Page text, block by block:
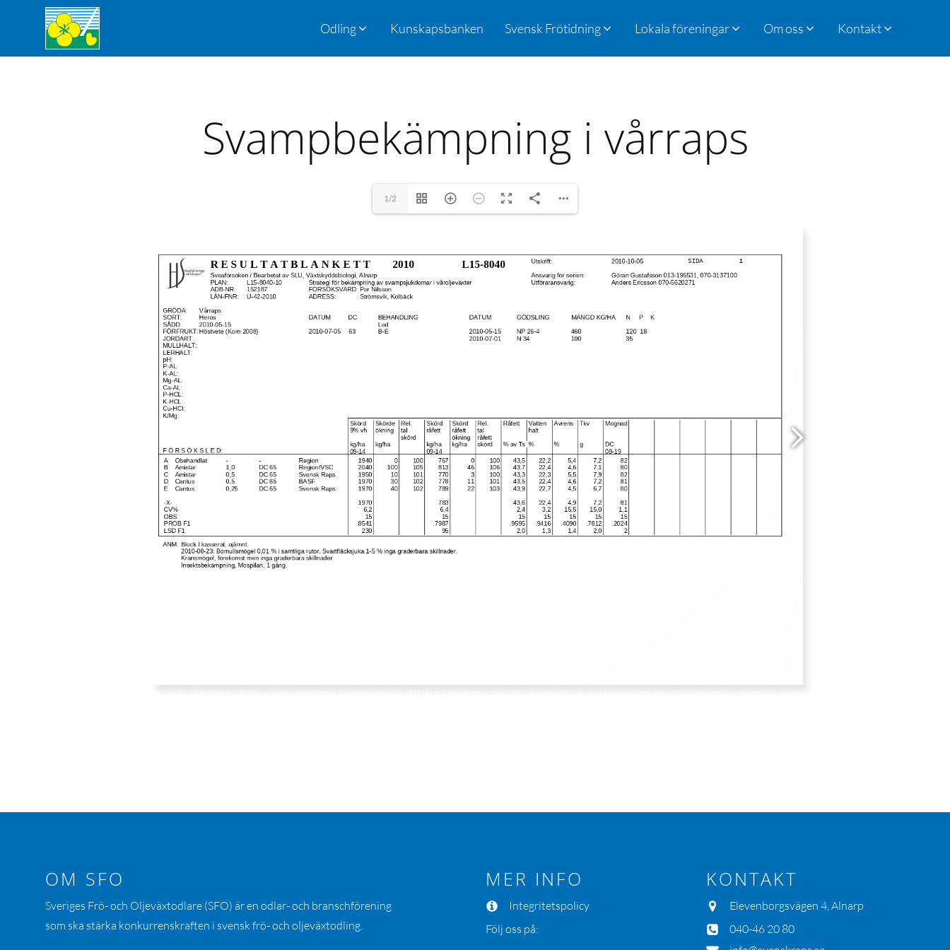
Odling Kunskapsbanken Svensk Frötidning Lokala föreningar Om oss Kontakt
Svampbekämpning i vårraps
1/2
OM SFO
Sveriges Frö- och Oljeväxtodlare (SFO) är en odlar- och branschförening
som ska stärka konkurrenskraften i svensk frö- och oljeväxtodling.
MER INFO
Integritetspolicy
Följ oss på:
KONTAKT
Elevenborgsvägen 4, Alnarp
040-46 20 80